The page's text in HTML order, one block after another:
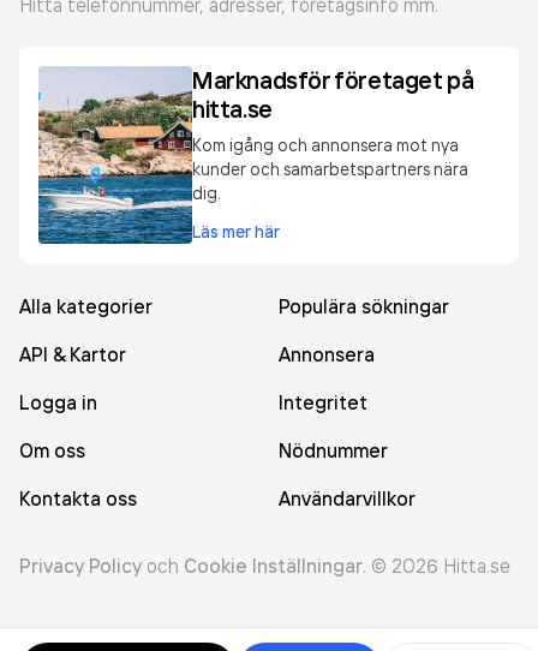
Hitta telefonnummer, adresser, företagsinfo mm.
Marknadsför företaget på
hitta.se
Kom igång och annonsera mot nya
kunder och samarbetspartners nära
dig.
Läs mer här
Alla kategorier
Populära sökningar
API & Kartor
Annonsera
Logga in
Integritet
Om oss
Nödnummer
Kontakta oss
Användarvillkor
Privacy Policy och Cookie Inställningar. © 2026 Hitta.se